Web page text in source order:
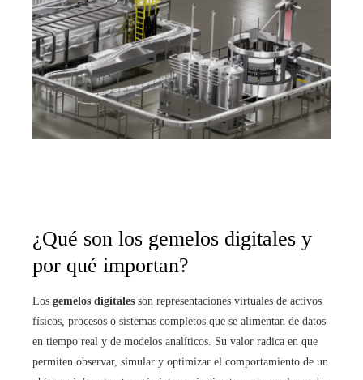
¿Qué son los gemelos digitales y
por qué importan?
Los gemelos digitales son representaciones virtuales de activos
físicos, procesos o sistemas completos que se alimentan de datos
en tiempo real y de modelos analíticos. Su valor radica en que
permiten observar, simular y optimizar el comportamiento de un